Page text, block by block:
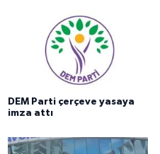
DEM Parti çerçeve yasaya
imza attı